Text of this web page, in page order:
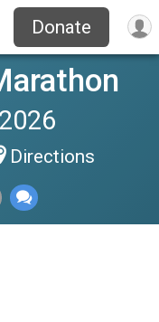
Donate
Directions